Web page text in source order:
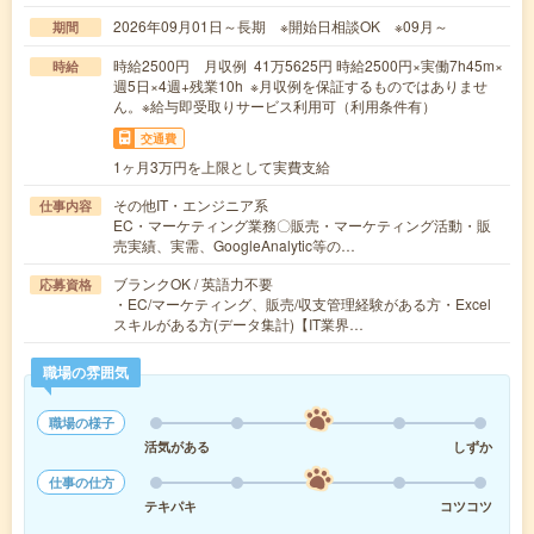
期間 2026年09月01日～長期 ※開始日相談OK ※09月～
時給
時給2500円 月収例 41万5625円 時給2500円×実働7h45m×
週5日×4週+残業10h ※月収例を保証するものではありませ
ん。※給与即受取りサービス利用可（利用条件有）
交通費
1ヶ月3万円を上限として実費支給
仕事内容
その他IT・エンジニア系
EC・マーケティング業務〇販売・マーケティング活動・販
売実績、実需、GoogleAnalytic等の…
応募資格
ブランクOK / 英語力不要
・EC/マーケティング、販売/収支管理経験がある方・Excel
スキルがある方(データ集計)【IT業界…
職場の雰囲気
職場の様子
活気がある
しずか
仕事の仕方
テキパキ
コツコツ